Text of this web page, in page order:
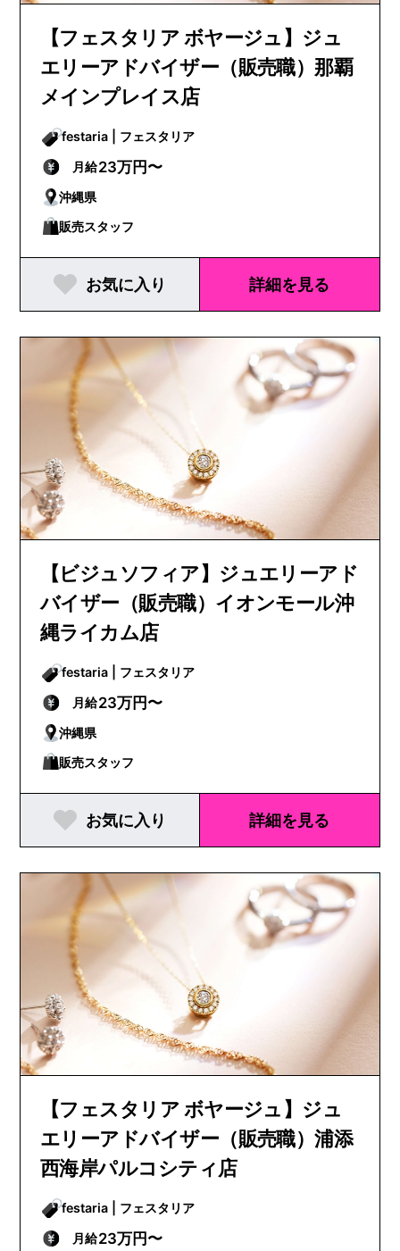
【フェスタリア ボヤージュ】ジュ
エリーアドバイザー（販売職）那覇
メインプレイス店
festaria | フェスタリア
月給23万円〜
沖縄県
販売スタッフ
お気に入り 詳細を見る
【ビジュソフィア】ジュエリーアド
バイザー（販売職）イオンモール沖
縄ライカム店
festaria | フェスタリア
月給23万円〜
沖縄県
販売スタッフ
お気に入り 詳細を見る
【フェスタリア ボヤージュ】ジュ
エリーアドバイザー（販売職）浦添
西海岸パルコシティ店
festaria | フェスタリア
月給23万円〜